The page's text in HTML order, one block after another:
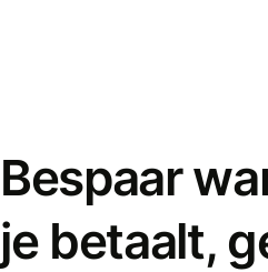
Bespaar
je betaalt,